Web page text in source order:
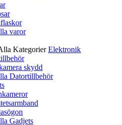
varor
Kategorier Elektronik
skydd
Datortillbehör
Gadjets